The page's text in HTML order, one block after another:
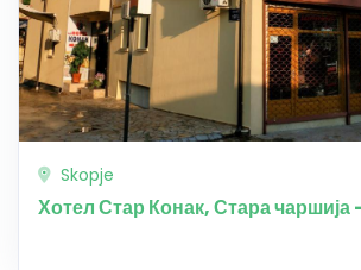
Skopje
Хотел Стар Конак, Стара чаршија